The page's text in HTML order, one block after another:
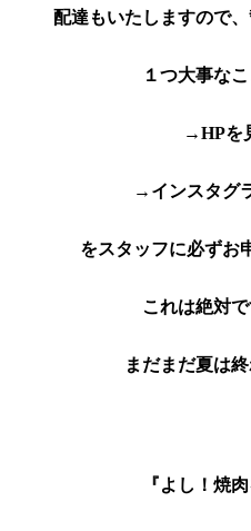
配達もいたしますので
１つ大事な
→HPを
→インスタグ
をスタッフに必ずお
これは絶対
まだまだ夏は
『よし！焼